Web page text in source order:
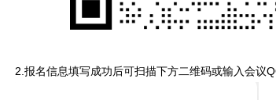
2.报名信息填写成功后可扫描下方二维码或输入会议